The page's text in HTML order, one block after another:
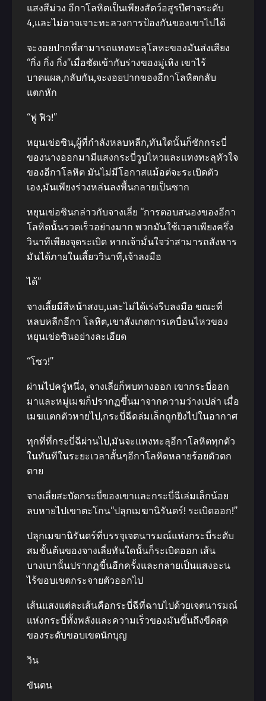
แสงสีม่วง อีกาโลหิตเป็นเพียงสัตว์อสูรปีศาจระดับ
4,และไม่อาจเจาะทะลวงการป้องกันของเขาไปได้
จะงอยปากที่สามารถแทงทะลุโลหะของมันส่งเสียง
“กิ่ง กิ่ง กิ่ง”เมื่อซัดเข้ากับร่างของมู่เหิง เขาไร้
บาดแผล,กลับกัน,จะงอยปากของอีกาโลหิตกลับ
แตกหัก
“ฟู ฟิว!”
หยุนเข่อซิน,ผู้ที่กําลังหลบหลีก,ทันใดนั้นก็ชักกระบี่
ของนางออกมามีแสงกระบี่วูบไหวและแทงทะลุหัวใจ
ของอีกาโลหิต มันไม่มีโอกาสแม้อต่จะระเบิดตัว
เอง,มันเพียงร่วงหล่นลงพื้นกลายเป็นซาก
หยุนเข่อซินกล่าวกับจางเลี่ย “การตอบสนองของอีกา
โลหิตนั้นรวดเร็วอย่างมาก พวกมันใช้เวลาเพียงครึ่ง
วินาทีเพียงจุดระเบิด หากเจ้ามั่นใจว่าสามารถสังหาร
มันได้ภายในเสี้ยววินาที,เจ้าลงมือ
ได้”
จางเลี้ยมีสีหน้าสงบ,และไม่ได้เร่งรีบลงมือ ขณะที่
หลบหลีกอีกา โลหิต,เขาสังเกตการเคบื่อนไหวของ
หยุนเข่อซินอย่างละเอียด
“โซว!”
ผ่านไปครู่หนึ่ง, จางเลี่ยก็พบทางออก เขากระบี่ออก
มาและหมู่เมฆก็ปรากฏขึ้นมาจากความว่างเปล่า เมื่อ
เมฆแตกตัวหายไป,กระบี่ฉีดล่มเล็กถูกยิงไปในอากาศ
ทุกที่ที่กระบี่ฉีผ่านไป,มันจะแทงทะลุอีกาโลหิตทุกตัว
ในทันทีในระยะเวลาสั้นๆอีกาโลหิตหลายร้อยตัวตก
ตาย
จางเลี่ยสะบัดกระบี่ของเขาและกระบี่ฉีเล่มเล็กน้อย
ลบหายไปเขาตะโกน“ปลุกเมฆานิรันดร์! ระเบิดออก!”
ปลุกเมฆานิรันดร์ที่บรรจุเจตนารมณ์แห่งกระบี่ระดับ
สมขั้นต้นของจางเลี่ยทันใดนั้นก็ระเบิดออก เส้น
บางเบานั้นปรากฏขี้นอีกครั้งและกลายเป็นแสงอะน
ไร้ขอบเขตกระจายตัวออกไป
เส้นแสงแต่ละเส้นคือกระบี่ฉีที่ฉาบไปด้วยเจตนารมณ์
แห่งกระบี่ทั้งพลังและความเร็วของมันขึ้นถึงขีดสุด
ของระดับขอบเขตนักบุญ
วิน
ขันตน